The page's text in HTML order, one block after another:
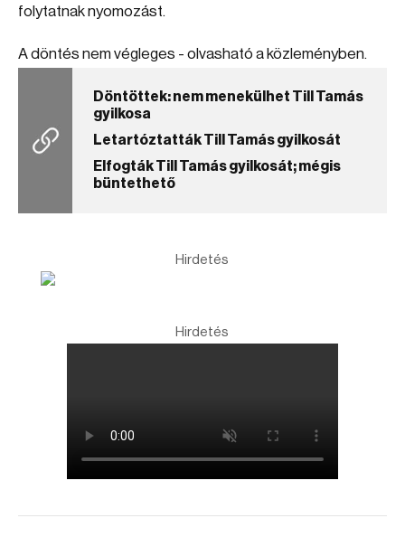
folytatnak nyomozást.
A döntés nem végleges - olvasható a közleményben.
Döntöttek: nem menekülhet Till Tamás
gyilkosa
Letartóztatták Till Tamás gyilkosát
Elfogták Till Tamás gyilkosát; mégis
büntethető
Hirdetés
Hirdetés